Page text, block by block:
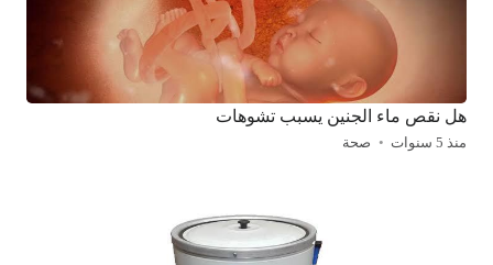
هل نقص ماء الجنين يسبب تشوهات
منذ 5 سنوات صحة